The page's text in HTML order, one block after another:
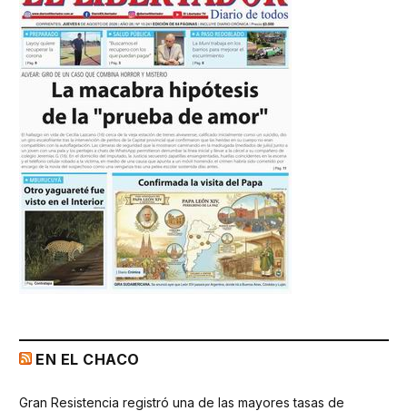
EN EL CHACO
Gran Resistencia registró una de las mayores tasas de